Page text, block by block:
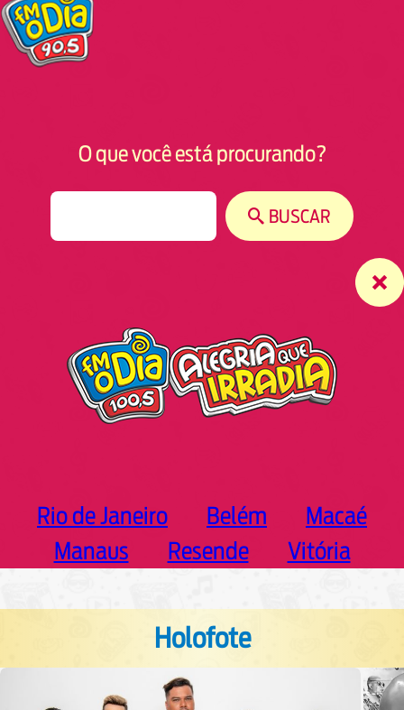
O que você está procurando?
BUSCAR
Rio de Janeiro Belém
Macaé
Manaus
Resende Vitória
Holofote